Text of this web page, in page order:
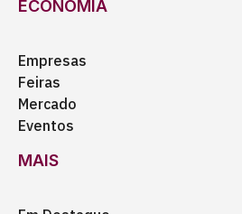
ECONOMIA
Empresas
Feiras
Mercado
Eventos
MAIS